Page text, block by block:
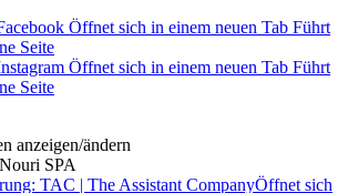
Öffnet sich in einem neuen Tab Führt
Seite
Öffnet sich in einem neuen Tab Führt
Seite
anzeigen/ändern
SPA
TAC | The Assistant CompanyÖffnet sich